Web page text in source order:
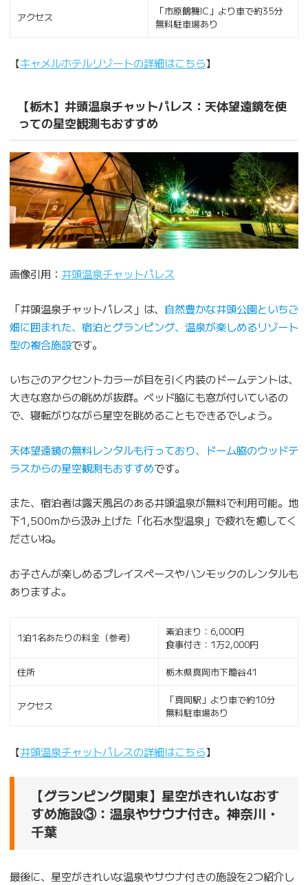
アクセス
「市原鶴舞IC」より車で約35分
無料駐車場あり
【キャメルホテルリゾートの詳細はこちら】
【栃木】井頭温泉チャットパレス：天体望遠鏡を使
っての星空観測もおすすめ
画像引用： 井頭温泉チャットパレス
「井頭温泉チャットパレス」は、 自然豊かな井頭公園といちご
畑に囲まれた、宿泊とグランピング、温泉が楽しめるリゾート
型の複合施設です。
いちごのアクセントカラーが目を引く内装のドームテントは、
大きな窓からの眺めが抜群。ベッド脇にも窓が付いているの
で、寝転がりながら星空を眺めることもできるでしょう。
天体望遠鏡の無料レンタルも行っており、ドーム脇のウッドテ
ラスからの星空観測もおすすめです。
また、宿泊者は露天風呂のある井頭温泉が無料で利用可能。地
下1,500mから汲み上げた「化石水型温泉」で疲れを癒してく
ださいね。
お子さんが楽しめるプレイスペースやハンモックのレンタルも
ありますよ。
1泊1名あたりの料金（参考）
素泊まり：6,000円
食事付き：1万2,000円
住所 栃木県真岡市下籠谷41
アクセス
「真岡駅」より車で約10分
無料駐車場あり
【井頭温泉チャットパレスの詳細はこちら】
【グランピング関東】星空がきれいなおす
すめ施設③：温泉やサウナ付き。神奈川・
千葉
最後に、星空がきれいな温泉やサウナ付きの施設を2つ紹介し